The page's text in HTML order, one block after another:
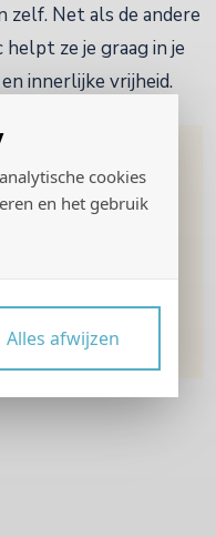
cookies
en het gebruik
Alles afwijzen
Net als de andere
ze je graag in je
innerlijke vrijheid.
niet dieper gaan
bent geweest. Je
naar
betekent dat ik
eigen